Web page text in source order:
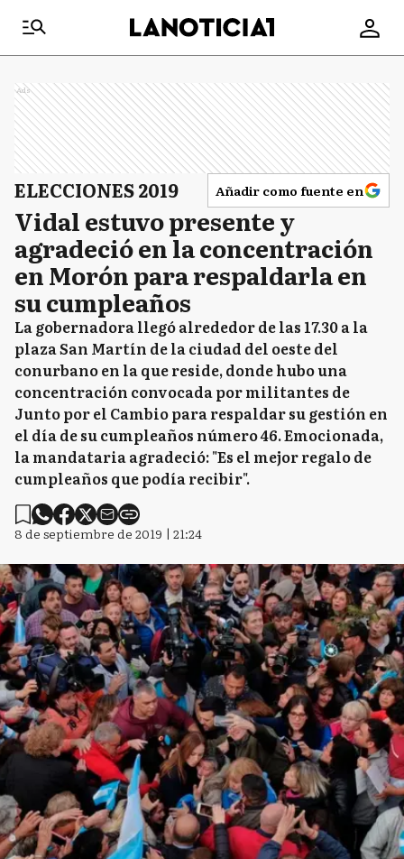
Ads
ELECCIONES 2019 Añadir como fuente en
Vidal estuvo presente y
agradeció en la concentración
en Morón para respaldarla en
su cumpleaños
La gobernadora llegó alrededor de las 17.30 a la
plaza San Martín de la ciudad del oeste del
conurbano en la que reside, donde hubo una
concentración convocada por militantes de
Junto por el Cambio para respaldar su gestión en
el día de su cumpleaños número 46. Emocionada,
la mandataria agradeció: "Es el mejor regalo de
cumpleaños que podía recibir".
8 de septiembre de 2019 | 21:24